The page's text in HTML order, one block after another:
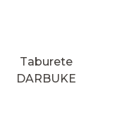
Taburete
DARBUKE